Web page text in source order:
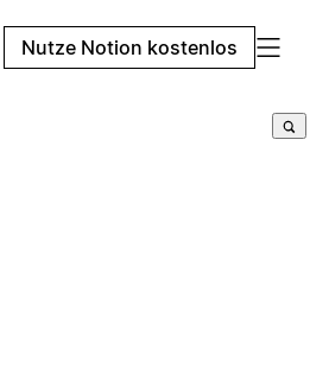
Nutze Notion kostenlos